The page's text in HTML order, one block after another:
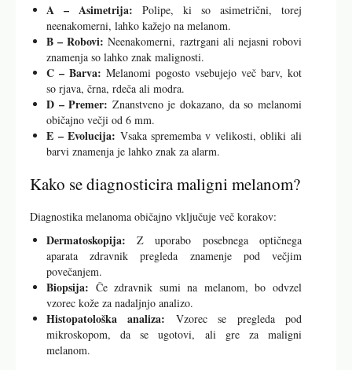
A – Asimetrija: Polipe, ki so asimetrični, torej
neenakomerni, lahko kažejo na melanom.
B – Robovi: Neenakomerni, raztrgani ali nejasni robovi
znamenja so lahko znak malignosti.
C – Barva: Melanomi pogosto vsebujejo več barv, kot
so rjava, črna, rdeča ali modra.
D – Premer: Znanstveno je dokazano, da so melanomi
običajno večji od 6 mm.
E – Evolucija: Vsaka sprememba v velikosti, obliki ali
barvi znamenja je lahko znak za alarm.
Kako se diagnosticira maligni melanom?
Diagnostika melanoma običajno vključuje več korakov:
Dermatoskopija: Z uporabo posebnega optičnega
aparata zdravnik pregleda znamenje pod večjim
povečanjem.
Biopsija: Če zdravnik sumi na melanom, bo odvzel
vzorec kože za nadaljnjo analizo.
Histopatološka analiza: Vzorec se pregleda pod
mikroskopom, da se ugotovi, ali gre za maligni
melanom.